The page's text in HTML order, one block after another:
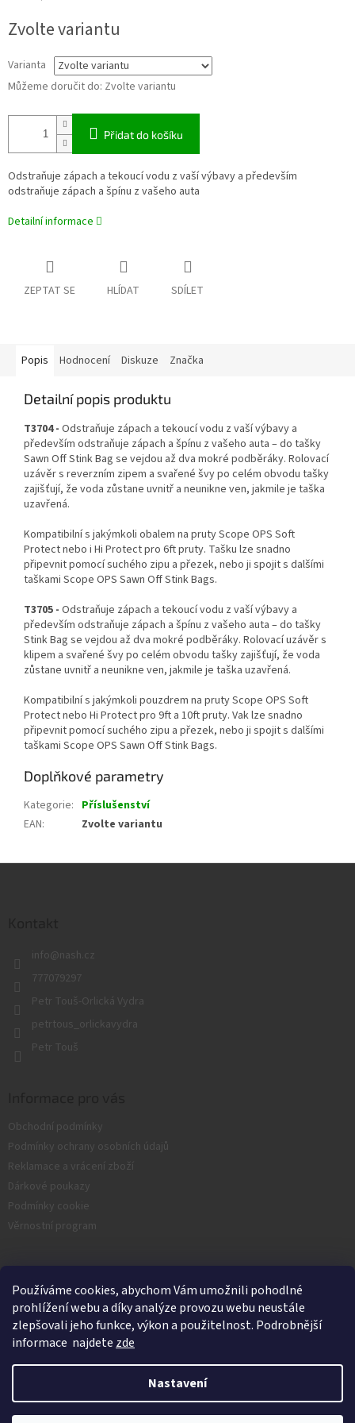
Používáme cookies, abychom Vám umožnili pohodlné
prohlížení webu a díky analýze provozu webu neustále
zlepšovali jeho funkce, výkon a použitelnost. Podrobnější
informace najdete zde
Nastavení
cena:
Zvolte variantu
Varianta
Můžeme doručit do: Zvolte variantu
Přidat do košíku
Odstraňuje zápach a tekoucí vodu z vaší výbavy a především
odstraňuje zápach a špínu z vašeho auta
Detailní informace
ZEPTAT SE HLÍDAT SDÍLET
Popis Hodnocení Diskuze Značka
Detailní popis produktu
T3704 - Odstraňuje zápach a tekoucí vodu z vaší výbavy a
především odstraňuje zápach a špínu z vašeho auta – do tašky
Sawn Off Stink Bag se vejdou až dva mokré podběráky. Rolovací
uzávěr s reverzním zipem a svařené švy po celém obvodu tašky
zajišťují, že voda zůstane uvnitř a neunikne ven, jakmile je taška
uzavřená.
Kompatibilní s jakýmkoli obalem na pruty Scope OPS Soft
Protect nebo i Hi Protect pro 6ft pruty. Tašku lze snadno
připevnit pomocí suchého zipu a přezek, nebo ji spojit s dalšími
taškami Scope OPS Sawn Off Stink Bags.
T3705 - Odstraňuje zápach a tekoucí vodu z vaší výbavy a
především odstraňuje zápach a špínu z vašeho auta – do tašky
Stink Bag se vejdou až dva mokré podběráky. Rolovací uzávěr s
klipem a svařené švy po celém obvodu tašky zajišťují, že voda
zůstane uvnitř a neunikne ven, jakmile je taška uzavřená.
Kompatibilní s jakýmkoli pouzdrem na pruty Scope OPS Soft
Protect nebo Hi Protect pro 9ft a 10ft pruty. Vak lze snadno
připevnit pomocí suchého zipu a přezek, nebo ji spojit s dalšími
taškami Scope OPS Sawn Off Stink Bags.
Doplňkové parametry
Kategorie: Příslušenství
EAN: Zvolte variantu
info@nash.cz
777079297
Petr Touš-Orlická Vydra
petrtous_orlickavydra
Petr Touš
Obchodní podmínky
Podmínky ochrany osobních údajů
Reklamace a vrácení zboží
Dárkové poukazy
Podmínky cookie
Věrnostní program
Facebook
Vytvořil Shoptet